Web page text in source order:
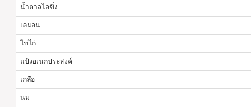
น้ำตาลไอฃิ่ง
เลมอน
ไข่ไก่
แป้งอเนกประสงค์
เกลือ
นม